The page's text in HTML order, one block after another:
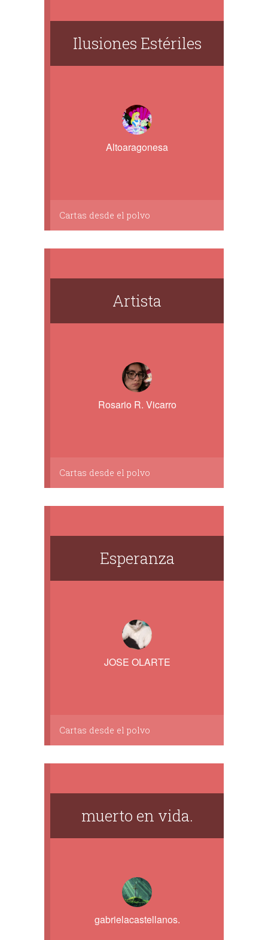
Ilusiones Estériles
Altoaragonesa
Cartas desde el polvo
Artista
Rosario R. Vicarro
Cartas desde el polvo
Esperanza
JOSE OLARTE
Cartas desde el polvo
muerto en vida.
gabrielacastellanos.